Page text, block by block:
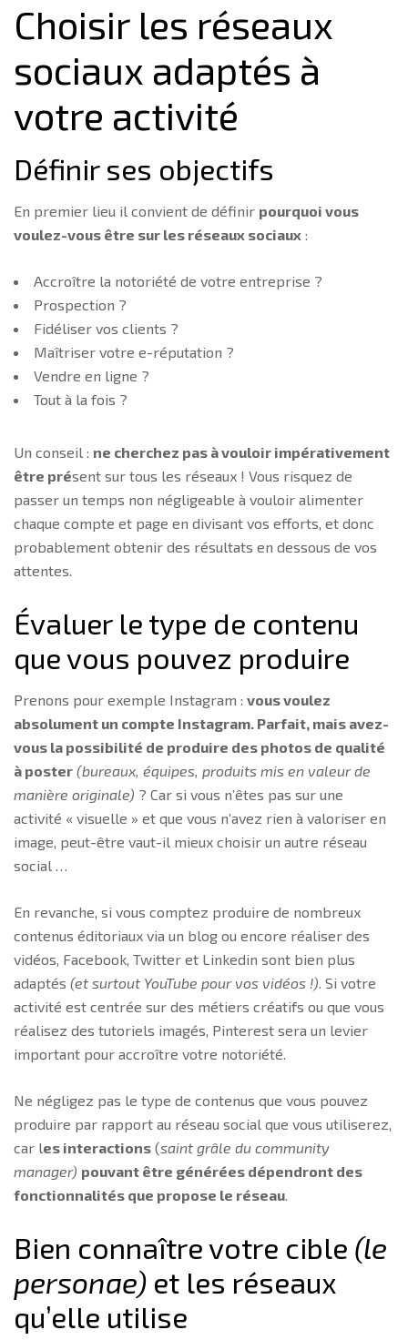
Choisir les réseaux
sociaux adaptés à
votre activité
Définir ses objectifs
En premier lieu il convient de définir pourquoi vous
voulez-vous être sur les réseaux sociaux :
Accroître la notoriété de votre entreprise ?
Prospection ?
Fidéliser vos clients ?
Maîtriser votre e-réputation ?
Vendre en ligne ?
Tout à la fois ?
Un conseil : ne cherchez pas à vouloir impérativement
être présent sur tous les réseaux ! Vous risquez de
passer un temps non négligeable à vouloir alimenter
chaque compte et page en divisant vos efforts, et donc
probablement obtenir des résultats en dessous de vos
attentes.
Évaluer le type de contenu
que vous pouvez produire
Prenons pour exemple Instagram : vous voulez
absolument un compte Instagram. Parfait, mais avez-
vous la possibilité de produire des photos de qualité
à poster (bureaux, équipes, produits mis en valeur de
manière originale) ? Car si vous n’êtes pas sur une
activité « visuelle » et que vous n’avez rien à valoriser en
image, peut-être vaut-il mieux choisir un autre réseau
social …
En revanche, si vous comptez produire de nombreux
contenus éditoriaux via un blog ou encore réaliser des
vidéos, Facebook, Twitter et Linkedin sont bien plus
adaptés (et surtout YouTube pour vos vidéos !). Si votre
activité est centrée sur des métiers créatifs ou que vous
réalisez des tutoriels imagés, Pinterest sera un levier
important pour accroître votre notoriété.
Ne négligez pas le type de contenus que vous pouvez
produire par rapport au réseau social que vous utiliserez,
car les interactions (saint grâle du community
manager) pouvant être générées dépendront des
fonctionnalités que propose le réseau.
Bien connaître votre cible (le
personae) et les réseaux
qu’elle utilise